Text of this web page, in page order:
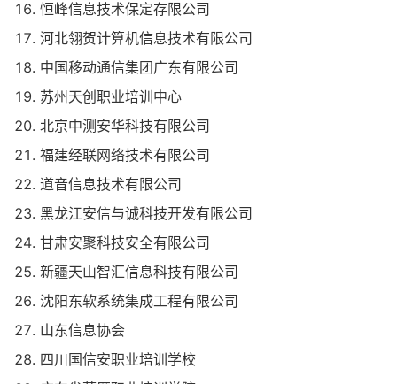
恒峰信息技术保定存限公司
河北翎贺计算机信息技术有限公司
中国移动通信集团广东有限公司
苏州天创职业培训中心
北京中测安华科技有限公司
福建经联网络技术有限公司
道音信息技术有限公司
黑龙江安信与诚科技开发有限公司
甘肃安聚科技安全有限公司
新疆天山智汇信息科技有限公司
沈阳东软系统集成工程有限公司
山东信息协会
四川国信安职业培训学校